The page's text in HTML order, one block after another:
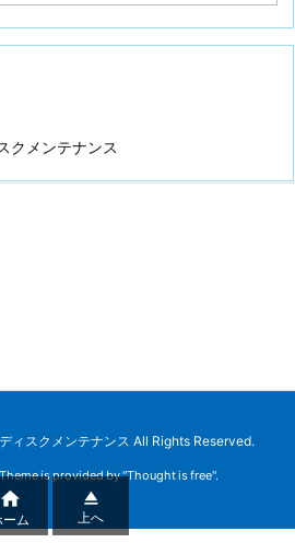
ィスクメンテナンス All Rights Reserved.
is provided by "Thought is free".

ーム

上へ